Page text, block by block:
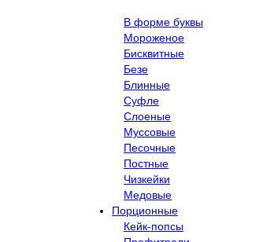
В форме буквы
Мороженое
Бисквитные
Безе
Блинные
Суфле
Слоеные
Муссовые
Песочные
Постные
Чизкейки
Медовые
Порционные
Кейк-попсы